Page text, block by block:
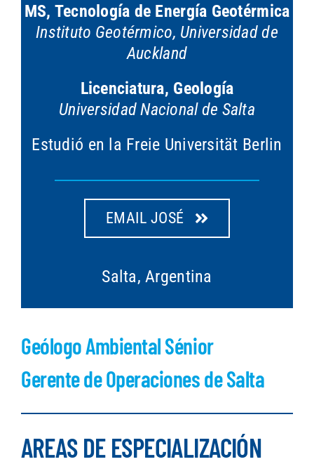
Geólogo Ambiental Sénior
Gerente de Operaciones de Salta
AREAS DE ESPECIALIZACIÓN
MS, Tecnología de Energía Geotérmica
Instituto Geotérmico, Universidad de
Auckland
Licenciatura, Geología
Universidad Nacional de Salta
Estudió en la Freie Universität Berlin
EMAIL JOSÉ
Salta, Argentina